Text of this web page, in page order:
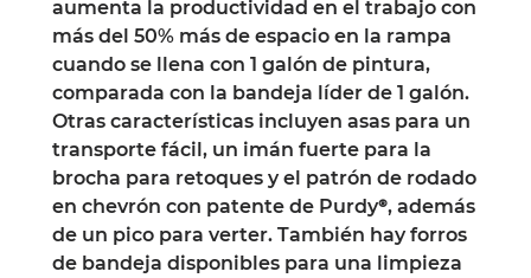
aumenta la productividad en el trabajo con
más del 50% más de espacio en la rampa
cuando se llena con 1 galón de pintura,
comparada con la bandeja líder de 1 galón.
Otras características incluyen asas para un
transporte fácil, un imán fuerte para la
brocha para retoques y el patrón de rodado
en chevrón con patente de Purdy®, además
de un pico para verter. También hay forros
de bandeja disponibles para una limpieza